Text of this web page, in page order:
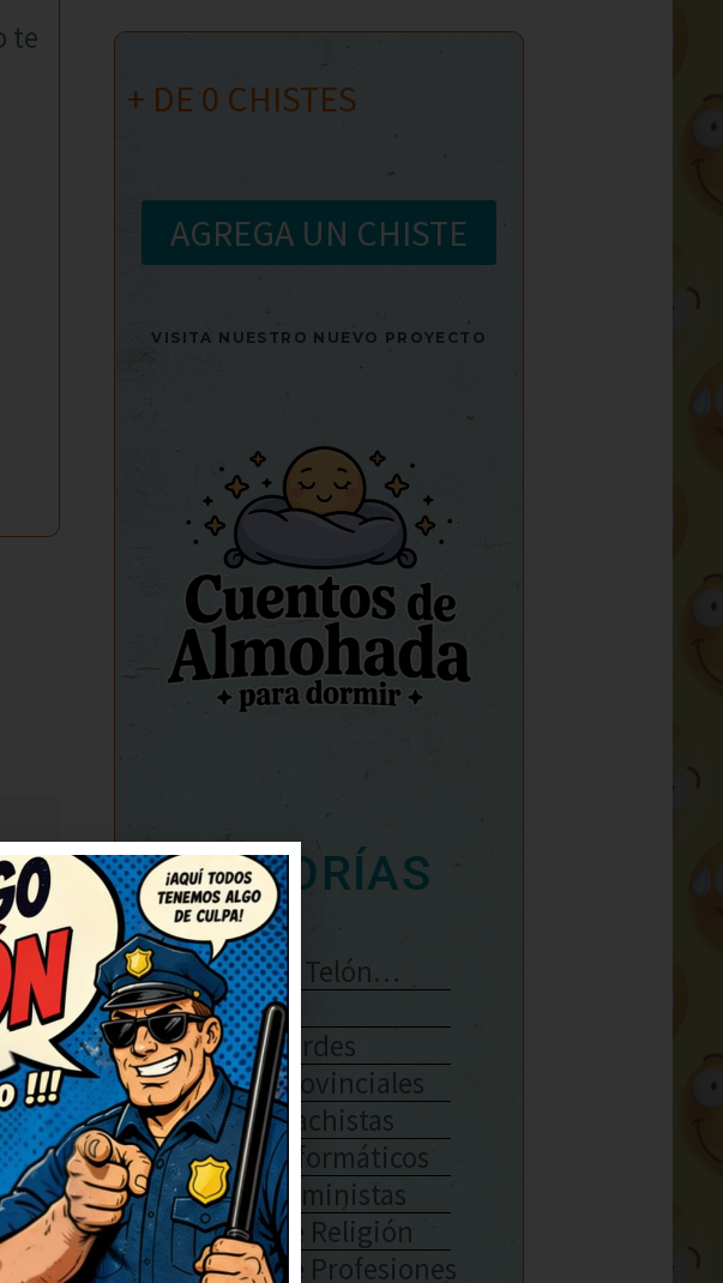
te
+ DE 0 CHISTES
AGREGA UN CHISTE
VISITA NUESTRO NUEVO PROYECTO
CATEGORÍAS
Se Abre El Telón…
Enlaces
Chistes Verdes
Chistes Provinciales
Chistes Machistas
Chistes Informáticos
Chistes Feministas
Chistes De Religión
Chistes De Profesiones